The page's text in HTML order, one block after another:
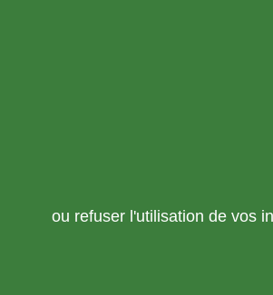
ou refuser l'utilisation de vos